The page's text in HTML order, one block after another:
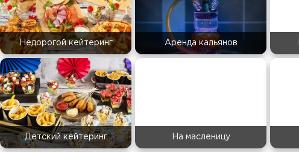
Недорогой кейтеринг Аренда кальянов
Детский кейтеринг На масленицу